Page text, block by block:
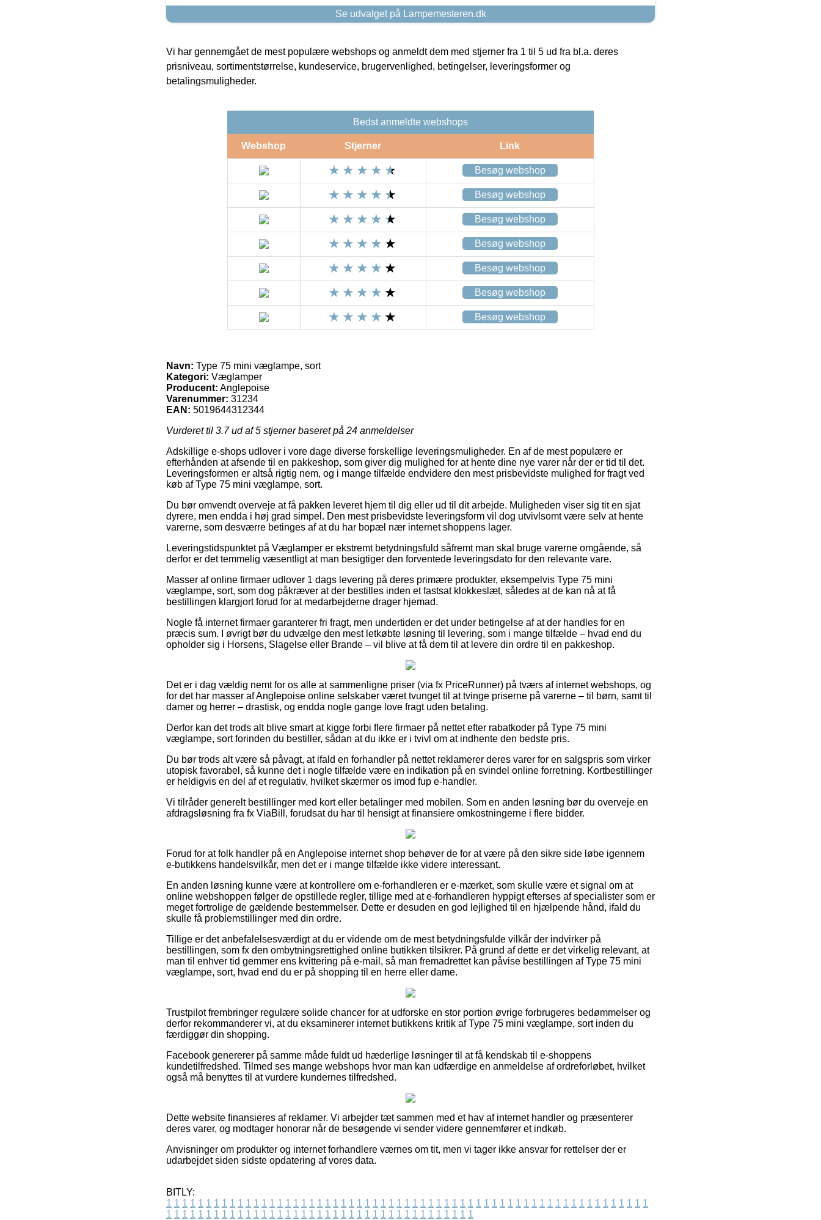
Se udvalget på Lampemesteren.dk
Vi har gennemgået de mest populære webshops og anmeldt dem med stjerner fra 1 til 5 ud fra bl.a. deres
prisniveau, sortimentstørrelse, kundeservice, brugervenlighed, betingelser, leveringsformer og
betalingsmuligheder.
Bedst anmeldte webshops
Webshop Stjerner Link
Besøg webshop
Besøg webshop
Besøg webshop
Besøg webshop
Besøg webshop
Besøg webshop
Besøg webshop
Navn: Type 75 mini væglampe, sort
Kategori: Væglamper
Producent: Anglepoise
Varenummer: 31234
EAN: 5019644312344
Vurderet til 3.7ud af 5 stjerner baseret på 24 anmeldelser
Adskillige e-shops udlover i vore dage diverse forskellige leveringsmuligheder. En af de mest populære er
efterhånden at afsende til en pakkeshop, som giver dig mulighed for at hente dine nye varer når der er tid til det.
Leveringsformen er altså rigtig nem, og i mange tilfælde endvidere den mest prisbevidste mulighed for fragt ved
køb af Type 75 mini væglampe, sort.
Du bør omvendt overveje at få pakken leveret hjem til dig eller ud til dit arbejde. Muligheden viser sig tit en sjat
dyrere, men endda i høj grad simpel. Den mest prisbevidste leveringsform vil dog utvivlsomt være selv at hente
varerne, som desværre betinges af at du har bopæl nær internet shoppens lager.
Leveringstidspunktet på Væglamper er ekstremt betydningsfuld såfremt man skal bruge varerne omgående, så
derfor er det temmelig væsentligt at man besigtiger den forventede leveringsdato for den relevante vare.
Masser af online firmaer udlover 1 dags levering på deres primære produkter, eksempelvis Type 75 mini
væglampe, sort, som dog påkræver at der bestilles inden et fastsat klokkeslæt, således at de kan nå at få
bestillingen klargjort forud for at medarbejderne drager hjemad.
Nogle få internet firmaer garanterer fri fragt, men undertiden er det under betingelse af at der handles for en
præcis sum. I øvrigt bør du udvælge den mest letkøbte løsning til levering, som i mange tilfælde – hvad end du
opholder sig i Horsens, Slagelse eller Brande – vil blive at få dem til at levere din ordre til en pakkeshop.
Det er i dag vældig nemt for os alle at sammenligne priser (via fx PriceRunner) på tværs af internet webshops, og
for det har masser af Anglepoise online selskaber været tvunget til at tvinge priserne på varerne – til børn, samt til
damer og herrer – drastisk, og endda nogle gange love fragt uden betaling.
Derfor kan det trods alt blive smart at kigge forbi flere firmaer på nettet efter rabatkoder på Type 75 mini
væglampe, sort forinden du bestiller, sådan at du ikke er i tvivl om at indhente den bedste pris.
Du bør trods alt være så påvagt, at ifald en forhandler på nettet reklamerer deres varer for en salgspris som virker
utopisk favorabel, så kunne det i nogle tilfælde være en indikation på en svindel online forretning. Kortbestillinger
er heldigvis en del af et regulativ, hvilket skærmer os imod fup e-handler.
Vi tilråder generelt bestillinger med kort eller betalinger med mobilen. Som en anden løsning bør du overveje en
afdragsløsning fra fx ViaBill, forudsat du har til hensigt at finansiere omkostningerne i flere bidder.
Forud for at folk handler på en Anglepoise internet shop behøver de for at være på den sikre side løbe igennem
e-butikkens handelsvilkår, men det er i mange tilfælde ikke videre interessant.
En anden løsning kunne være at kontrollere om e-forhandleren er e-mærket, som skulle være et signal om at
online webshoppen følger de opstillede regler, tillige med at e-forhandleren hyppigt efterses af specialister som er
meget fortrolige de gældende bestemmelser. Dette er desuden en god lejlighed til en hjælpende hånd, ifald du
skulle få problemstillinger med din ordre.
Tillige er det anbefalelsesværdigt at du er vidende om de mest betydningsfulde vilkår der indvirker på
bestillingen, som fx den ombytningsrettighed online butikken tilsikrer. På grund af dette er det virkelig relevant, at
man til enhver tid gemmer ens kvittering på e-mail, så man fremadrettet kan påvise bestillingen af Type 75 mini
væglampe, sort, hvad end du er på shopping til en herre eller dame.
Trustpilot frembringer regulære solide chancer for at udforske en stor portion øvrige forbrugeres bedømmelser og
derfor rekommanderer vi, at du eksaminerer internet butikkens kritik af Type 75 mini væglampe, sort inden du
færdiggør din shopping.
Facebook genererer på samme måde fuldt ud hæderlige løsninger til at få kendskab til e-shoppens
kundetilfredshed. Tilmed ses mange webshops hvor man kan udfærdige en anmeldelse af ordreforløbet, hvilket
også må benyttes til at vurdere kundernes tilfredshed.
Dette website finansieres af reklamer. Vi arbejder tæt sammen med et hav af internet handler og præsenterer
deres varer, og modtager honorar når de besøgende vi sender videre gennemfører et indkøb.
Anvisninger om produkter og internet forhandlere værnes om tit, men vi tager ikke ansvar for rettelser der er
udarbejdet siden sidste opdatering af vores data.
BITLY:
1 1 1 1 1 1 1 1 1 1 1 1 1 1 1 1 1 1 1 1 1 1 1 1 1 1 1 1 1 1 1 1 1 1 1 1 1 1 1 1 1 1 1 1 1 1 1 1 1 1 1 1 1 1 1 1 1 1 1 1 1
1 1 1 1 1 1 1 1 1 1 1 1 1 1 1 1 1 1 1 1 1 1 1 1 1 1 1 1 1 1 1 1 1 1 1 1 1 1 1